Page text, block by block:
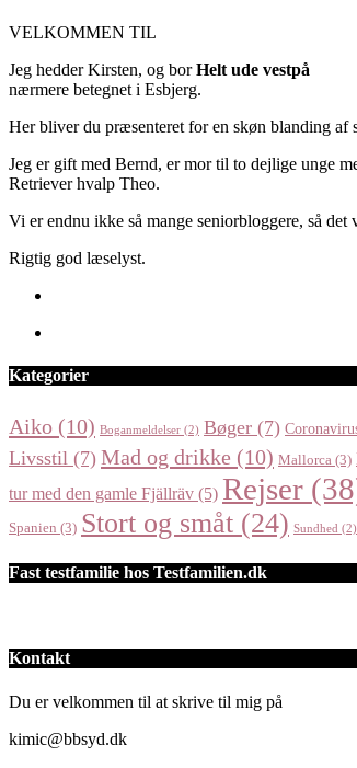
VELKOMMEN TIL
Jeg hedder Kirsten, og borHelt ude vestpå
nærmere betegnet i Esbjerg.
Her bliver du præsenteret for en skøn blanding af
Jeg er gift med Bernd, er mor til to dejlige unge
Retriever hvalp Theo.
Vi er endnu ikke så mange seniorbloggere, så
Rigtig god læselyst.
Kategorier
Aiko (10) Boganmeldelser (2) Bøger (7)
Livsstil (7) Mad og drikke (10) Mallorca (3)
tur med den gamle Fjällräv (5) Rejser
Spanien (3) Stort og småt (24) Sundhed (2)
Fast testfamilie hos Testfamilien.dk
Kontakt
Du er velkommen til at skrive til mig på
kimic@bbsyd.dk